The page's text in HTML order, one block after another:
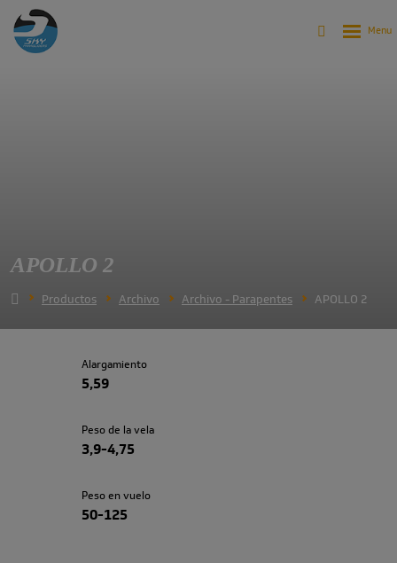
APOLLO 2
Productos Archivo Archivo - Parapentes APOLLO 2
Alargamiento
5,59
Peso de la vela
3,9-4,75
Peso en vuelo
50-125